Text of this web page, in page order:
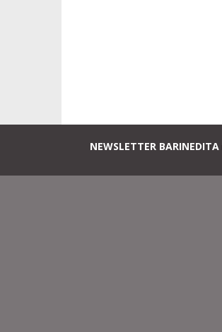
NEWSLETTER BARINEDITA